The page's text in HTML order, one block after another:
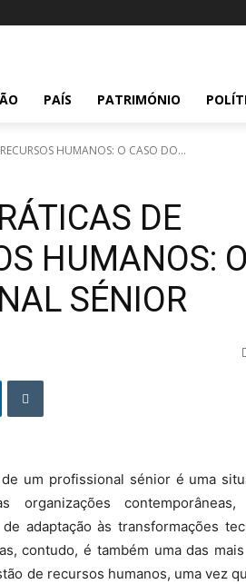
PAÍS PATRIMÓNIO
HUMANOS: O CASO DO...
DE
HUMANOS: O
SÉNIOR
um profissional sénior é uma
organizações
adaptação às transformações
contudo, é também uma das
de recursos humanos, uma vez